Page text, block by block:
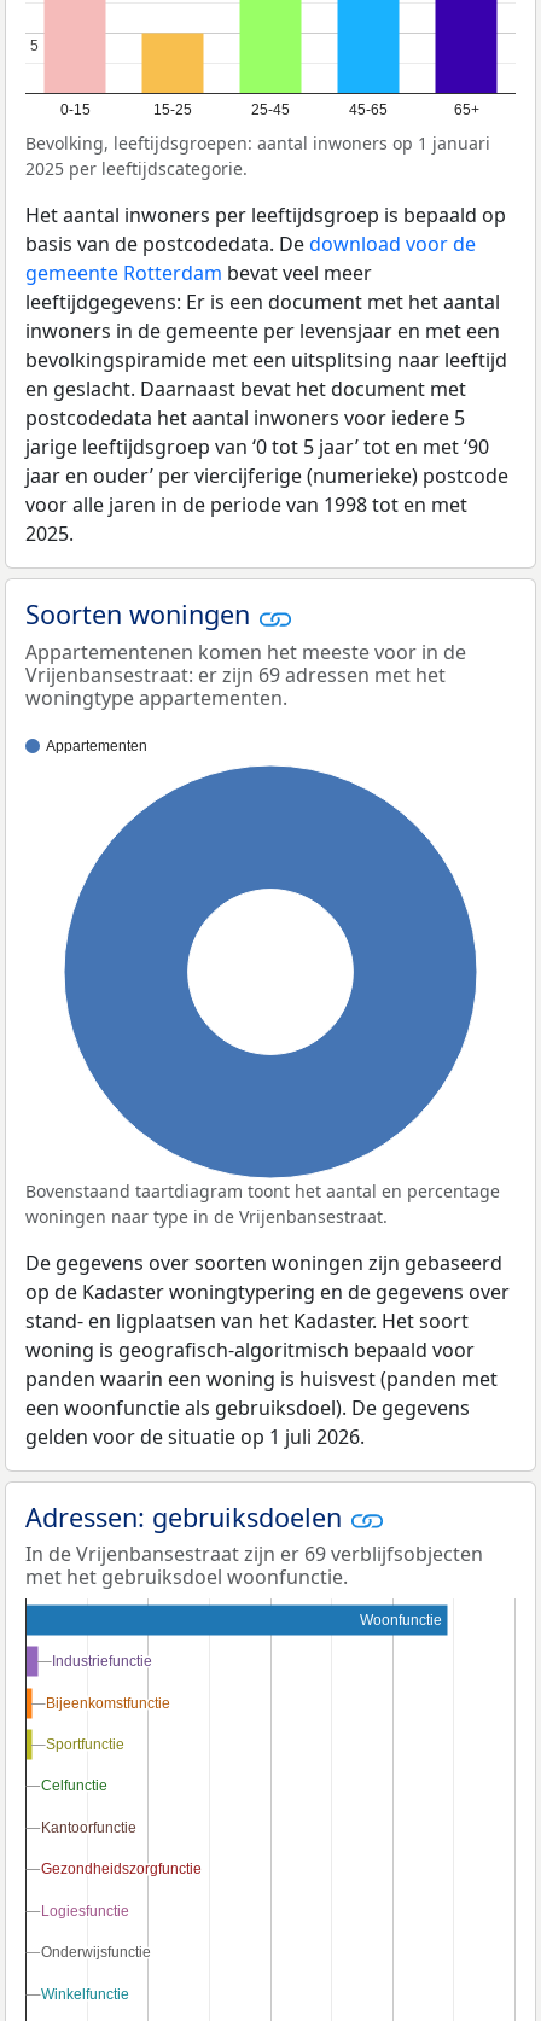
0-15 15-25 25-45 45-65 65+
5
5
Bevolking, leeftijdsgroepen: aantal inwoners op 1 januari
2025 per leeftijdscategorie.
Het aantal inwoners per leeftijdsgroep is bepaald op
basis van de postcodedata. Dedownload voor de
gemeente Rotterdam bevat veel meer
leeftijdgegevens: Er is een document met het aantal
inwoners in de gemeente per levensjaar en met een
bevolkingspiramide met een uitsplitsing naar leeftijd
en geslacht. Daarnaast bevat het document met
postcodedata het aantal inwoners voor iedere 5
jarige leeftijdsgroep van ‘0 tot 5 jaar’ tot en met ‘90
jaar en ouder’ per viercijferige (numerieke) postcode
voor alle jaren in de periode van 1998 tot en met
2025.
Soorten woningen
Appartementenen komen het meeste voor in de
Vrijenbansestraat: er zijn 69 adressen met het
woningtype appartementen.
Appartementen
Bovenstaand taartdiagram toont het aantal en percentage
woningen naar type in de Vrijenbansestraat.
De gegevens over soorten woningen zijn gebaseerd
op de Kadaster woningtypering en de gegevens over
stand- en ligplaatsen van het Kadaster. Het soort
woning is geografisch-algoritmisch bepaald voor
panden waarin een woning is huisvest (panden met
een woonfunctie als gebruiksdoel). De gegevens
gelden voor de situatie op 1 juli 2026.
Adressen: gebruiksdoelen
In de Vrijenbansestraat zijn er 69 verblijfsobjecten
met het gebruiksdoel woonfunctie.
Woonfunctie
Industriefunctie
Industriefunctie
Bijeenkomstfunctie
Bijeenkomstfunctie
Sportfunctie
Sportfunctie
Celfunctie
Celfunctie
Kantoorfunctie
Kantoorfunctie
Gezondheidszorgfunctie
Gezondheidszorgfunctie
Logiesfunctie
Logiesfunctie
Onderwijsfunctie
Onderwijsfunctie
Winkelfunctie
Winkelfunctie